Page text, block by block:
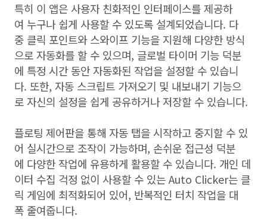
특히 이 앱은 사용자 친화적인 인터페이스를 제공하
여 누구나 쉽게 사용할 수 있도록 설계되었습니다. 다
중 클릭 포인트와 스와이프 기능을 지원해 다양한 방식
으로 자동화를 할 수 있으며, 글로벌 타이머 기능 덕분
에 특정 시간 동안 자동화된 작업을 설정할 수 있습니
다. 또한, 자동 스크립트 가져오기 및 내보내기 기능으
로 자신의 설정을 쉽게 공유하거나 저장할 수 있습니다.
플로팅 제어판을 통해 자동 탭을 시작하고 중지할 수 있
어 실시간으로 조작이 가능하며, 손쉬운 접근성 덕분
에 다양한 작업에 유용하게 활용할 수 있습니다. 개인 데
이터 수집 걱정 없이 사용할 수 있는 Auto Clicker는 클
릭 게임에 최적화되어 있어, 반복적인 터치 작업을 대
폭 줄여줍니다.